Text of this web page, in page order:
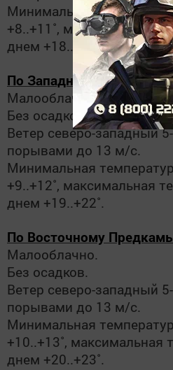
Минимальная
+8..+11˚, максимальная
днем +18..+21˚.
По Западному Закамью:
Малооблачно.
Без осадков.
Ветер северо-западный
порывами до 13 м/с.
Минимальная
+9..+12˚, максимальная
днем +19..+22˚.
По Восточному
Малооблачно.
Без осадков.
Ветер северо-западный
порывами до 13 м/с.
Минимальная
+10..+13˚, максимальная
днем +20..+23˚.